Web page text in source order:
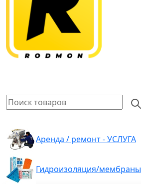
Аренда / ремонт - УСЛУГА
Гидроизоляция/мембраны